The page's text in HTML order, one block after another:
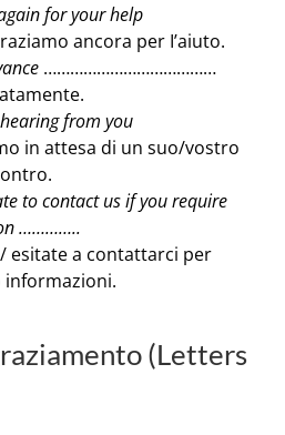
for your help
ancora per I’aiuto.
…………………………………
from you
in attesa di un suo/vostro
to contact us if you require
…………..
a contattarci per
(Letters